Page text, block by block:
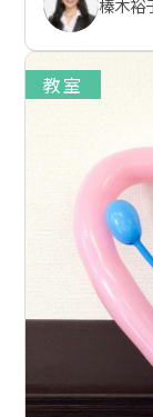
教室